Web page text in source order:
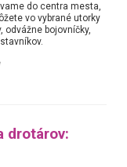
do centra mesta,
vo vybrané utorky
bojovníčky,
drotárov: